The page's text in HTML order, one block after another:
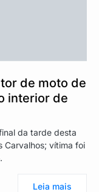
de moto de
interior de
da tarde desta
Carvalhos; vítima foi
Leia mais